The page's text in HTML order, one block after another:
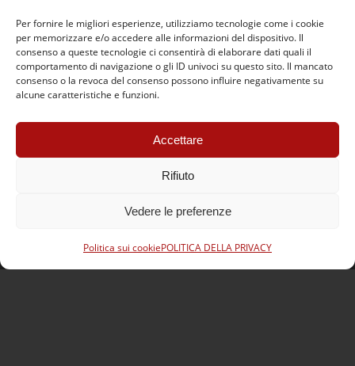
Per fornire le migliori esperienze, utilizziamo tecnologie come i cookie
per memorizzare e/o accedere alle informazioni del dispositivo. Il
consenso a queste tecnologie ci consentirà di elaborare dati quali il
comportamento di navigazione o gli ID univoci su questo sito. Il mancato
consenso o la revoca del consenso possono influire negativamente su
alcune caratteristiche e funzioni.
Accettare
Rifiuto
Vedere le preferenze
Politica sui cookiePOLITICA DELLA PRIVACY
Contatto Sion
SOS Jantes KC – Sion
Route des Joncs 107 Box N° 54
CH – 1958 Uvrier
sion@sosjanteskc.ch
Orari di apertura
Lunedì – Venerdì